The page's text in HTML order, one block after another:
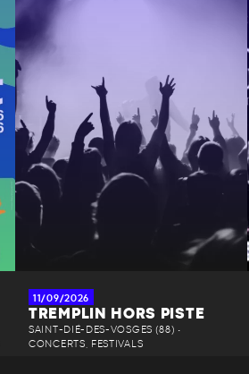
11/09/2026
TREMPLIN HORS PISTE
SAINT-DIÉ-DES-VOSGES (88) •
CONCERTS, FESTIVALS